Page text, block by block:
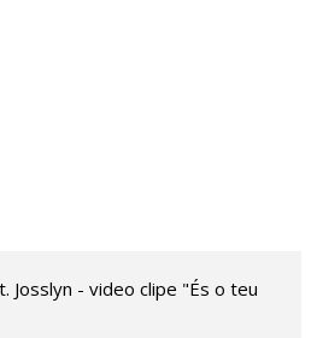
Josslyn - video clipe "És o teu